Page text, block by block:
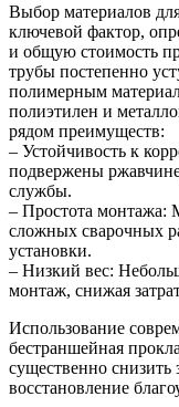
Выбор материалов
ключевой фактор,
и общую стоимость
трубы постепенно
полимерным
полиэтилен и
рядом преимуществ:
– Устойчивость к
подвержены
службы.
– Простота монтажа:
сложных сварочных
установки.
– Низкий вес:
монтаж, снижая
Использование
бестраншейная
существенно снизить
восстановление